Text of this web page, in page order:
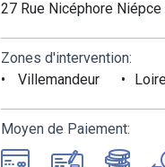
27 Rue Nicéphore
Zones d'intervention:
Villemandeur
Moyen de Paiement: